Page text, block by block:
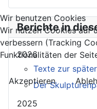
Berichte in
2026
Texte zur
Der
2025
Wir benutzen Cookies
Wir nutzen Cookies auf
verbessern (Tracking
Funktionalitäten der
Akzeptieren